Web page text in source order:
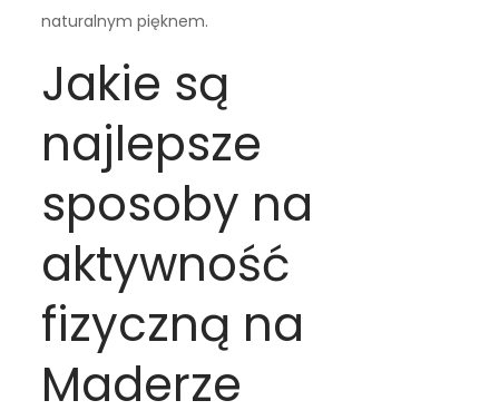
naturalnym pięknem.
Jakie są
najlepsze
sposoby na
aktywność
fizyczną na
Maderze